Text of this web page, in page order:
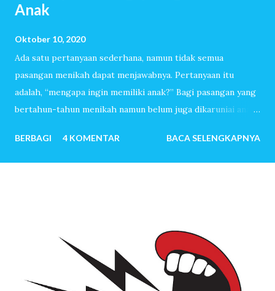
Anak
Oktober 10, 2020
Ada satu pertanyaan sederhana, namun tidak semua
pasangan menikah dapat menjawabnya. Pertanyaan itu
adalah, “mengapa ingin memiliki anak?” Bagi pasangan yang
bertahun-tahun menikah namun belum juga dikaruniai anak,
melewati ribuan hari tanpa tangis bayi, tiada canda tawa
dengan anak-anak. Mereka menemukan banyak sekali alasan
seolah hadir begitu saja. Baru saja menikah, beberapa bulan
kemudian istri hamil. Setahun kemudian pasangan suami
istri telah menjadi orang tua. Beberapa tahun kemudian,
anak kedua, ketiga dan seterusnya lahir. Jawaban-jawaban
BERBAGI 4 KOMENTAR BACA SELENGKAPNYA